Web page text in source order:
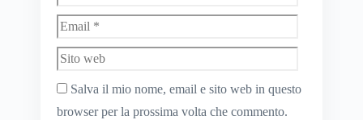
web
Salva il mio nome, email e sito web in questo
browser per la prossima volta che commento.